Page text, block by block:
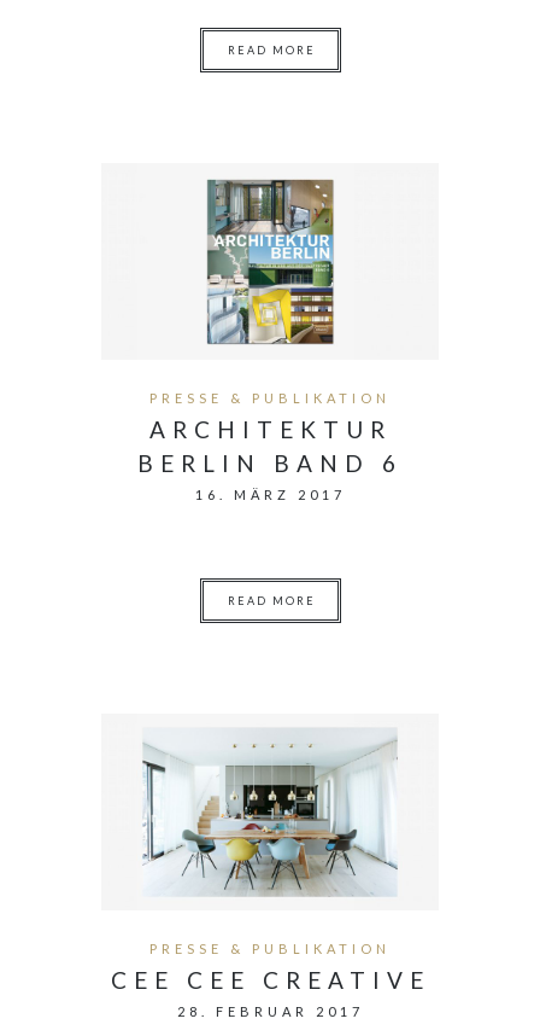
READ MORE
PRESSE & PUBLIKATION
ARCHITEKTUR
BERLIN BAND 6
16. MÄRZ 2017
READ MORE
PRESSE & PUBLIKATION
CEE CEE CREATIVE
28. FEBRUAR 2017